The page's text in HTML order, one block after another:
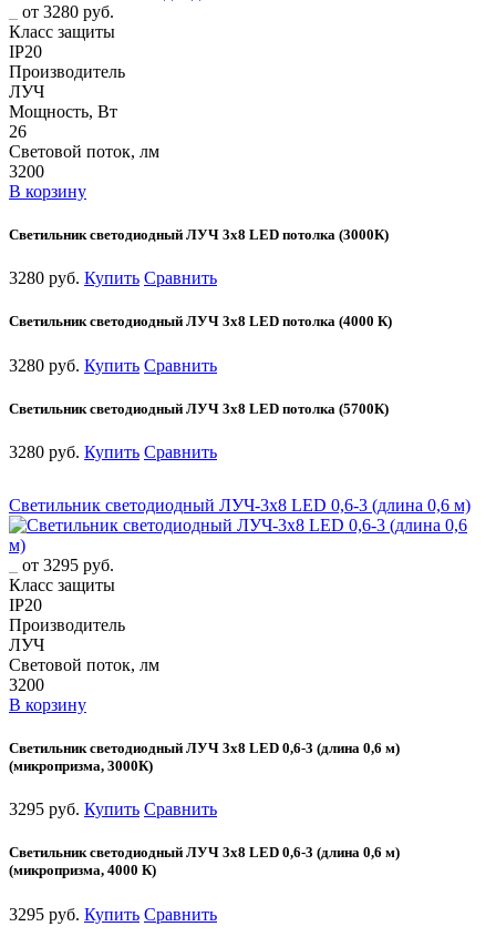
от 3280 руб.
Класс защиты
IP20
Производитель
ЛУЧ
Мощность, Вт
26
Световой поток, лм
3200
В корзину
Светильник светодиодный ЛУЧ 3х8 LED потолка (3000К)
3280 руб. Купить Сравнить
Светильник светодиодный ЛУЧ 3х8 LED потолка (4000 К)
3280 руб. Купить Сравнить
Светильник светодиодный ЛУЧ 3х8 LED потолка (5700К)
3280 руб. Купить Сравнить
Светильник светодиодный ЛУЧ-3х8 LED 0,6-3 (длина 0,6 м)
от 3295 руб.
Класс защиты
IP20
Производитель
ЛУЧ
Световой поток, лм
3200
В корзину
Светильник светодиодный ЛУЧ 3х8 LED 0,6-3 (длина 0,6 м)
(микропризма, 3000К)
3295 руб. Купить Сравнить
Светильник светодиодный ЛУЧ 3х8 LED 0,6-3 (длина 0,6 м)
(микропризма, 4000 К)
3295 руб. Купить Сравнить